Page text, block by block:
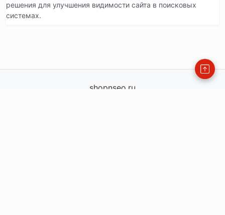
решения для улучшения видимости сайта в поисковых
системах.
shopnseo.ru